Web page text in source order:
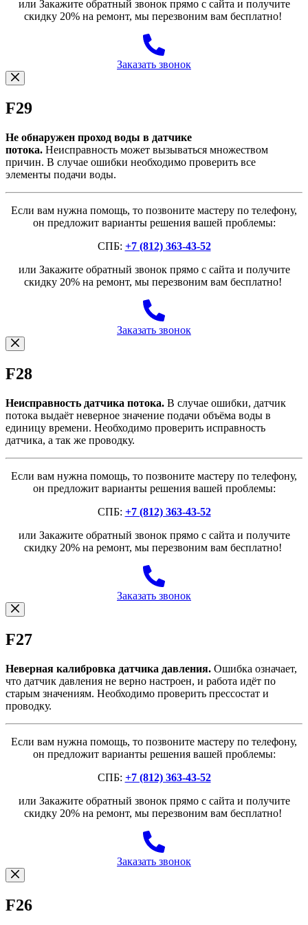
или Закажите обратный звонок прямо с сайта и получите
скидку 20% на ремонт, мы перезвоним вам бесплатно!
Заказать звонок
F29
Не обнаружен проход воды в датчике
потока. Неисправность может вызываться множеством
причин. В случае ошибки необходимо проверить все
элементы подачи воды.
Если вам нужна помощь, то позвоните мастеру по телефону,
он предложит варианты решения вашей проблемы:
СПБ: +7 (812) 363-43-52
или Закажите обратный звонок прямо с сайта и получите
скидку 20% на ремонт, мы перезвоним вам бесплатно!
Заказать звонок
F28
Неисправность датчика потока. В случае ошибки, датчик
потока выдаёт неверное значение подачи объёма воды в
единицу времени. Необходимо проверить исправность
датчика, а так же проводку.
Если вам нужна помощь, то позвоните мастеру по телефону,
он предложит варианты решения вашей проблемы:
СПБ: +7 (812) 363-43-52
или Закажите обратный звонок прямо с сайта и получите
скидку 20% на ремонт, мы перезвоним вам бесплатно!
Заказать звонок
F27
Неверная калибровка датчика давления. Ошибка означает,
что датчик давления не верно настроен, и работа идёт по
старым значениям. Необходимо проверить прессостат и
проводку.
Если вам нужна помощь, то позвоните мастеру по телефону,
он предложит варианты решения вашей проблемы:
СПБ: +7 (812) 363-43-52
или Закажите обратный звонок прямо с сайта и получите
скидку 20% на ремонт, мы перезвоним вам бесплатно!
Заказать звонок
F26